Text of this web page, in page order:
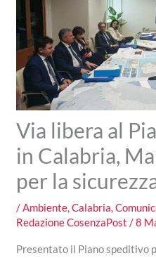
Via libera al
in Calabria,
per la
/Ambiente,Calabria,
Redazione CosenzaPost/8
Presentato il Piano speditivo